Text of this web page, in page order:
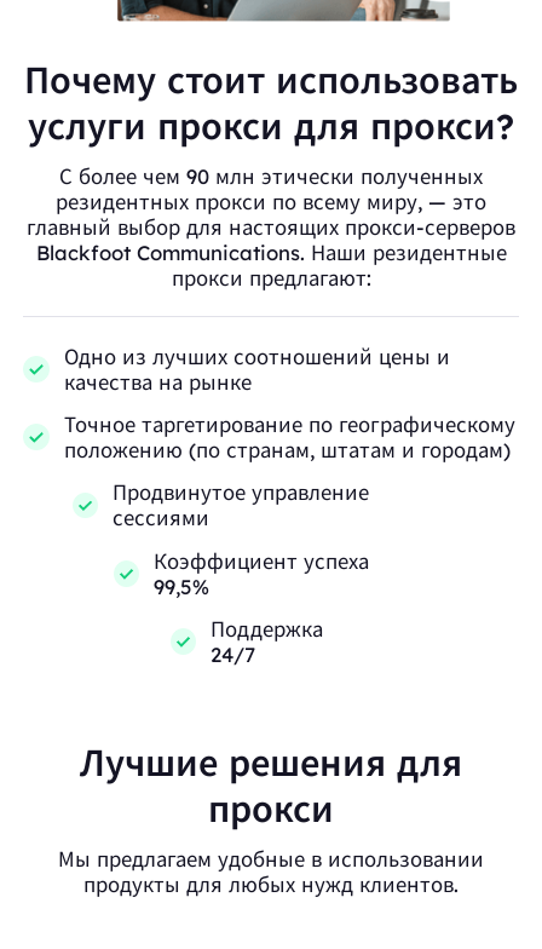
Почему стоит использовать
услуги прокси для прокси?
С более чем 90 млн этически полученных
резидентных прокси по всему миру, — это
главный выбор для настоящих прокси-серверов
Blackfoot Communications. Наши резидентные
прокси предлагают:
Одно из лучших соотношений цены и
качества на рынке
Точное таргетирование по географическому
положению (по странам, штатам и городам)
Продвинутое управление
сессиями
Коэффициент успеха
99,5%
Поддержка
24/7
Лучшие решения для
прокси
Мы предлагаем удобные в использовании
продукты для любых нужд клиентов.